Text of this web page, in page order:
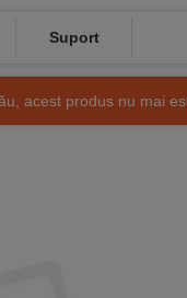
Suport
acest produs nu mai